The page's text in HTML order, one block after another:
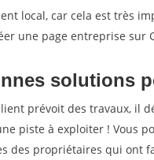
local, car cela est très
une page entreprise sur
solutions
prévoit des travaux, il
piste à exploiter ! Vous
des propriétaires qui ont